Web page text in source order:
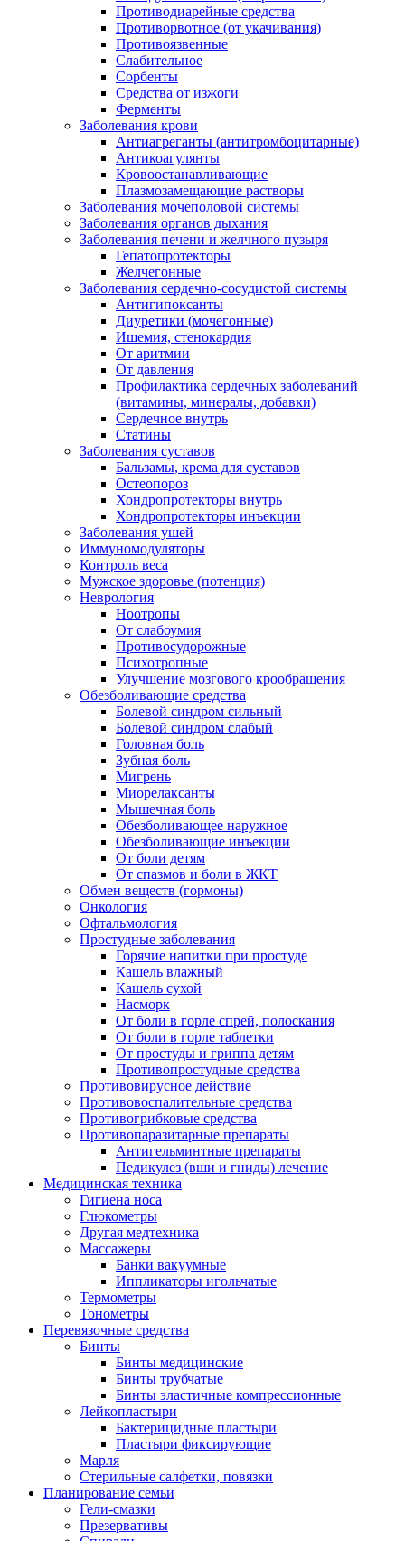
Противодиарейные средства
Противорвотное (от укачивания)
Противоязвенные
Слабительное
Сорбенты
Средства от изжоги
Ферменты
Заболевания крови
Антиагреганты (антитромбоцитарные)
Антикоагулянты
Кровоостанавливающие
Плазмозамещающие растворы
Заболевания мочеполовой системы
Заболевания органов дыхания
Заболевания печени и желчного пузыря
Гепатопротекторы
Желчегонные
Заболевания сердечно-сосудистой системы
Антигипоксанты
Диуретики (мочегонные)
Ишемия, стенокардия
От аритмии
От давления
Профилактика сердечных заболеваний
(витамины, минералы, добавки)
Сердечное внутрь
Статины
Заболевания суставов
Бальзамы, крема для суставов
Остеопороз
Хондропротекторы внутрь
Хондропротекторы инъекции
Заболевания ушей
Иммуномодуляторы
Контроль веса
Мужское здоровье (потенция)
Неврология
Ноотропы
От слабоумия
Противосудорожные
Психотропные
Улучшение мозгового крообращения
Обезболивающие средства
Болевой синдром сильный
Болевой синдром слабый
Головная боль
Зубная боль
Мигрень
Миорелаксанты
Мышечная боль
Обезболивающее наружное
Обезболивающие инъекции
От боли детям
От спазмов и боли в ЖКТ
Обмен веществ (гормоны)
Онкология
Офтальмология
Простудные заболевания
Горячие напитки при простуде
Кашель влажный
Кашель сухой
Насморк
От боли в горле спрей, полоскания
От боли в горле таблетки
От простуды и гриппа детям
Противопростудные средства
Противовирусное действие
Противовоспалительные средства
Противогрибковые средства
Противопаразитарные препараты
Антигельминтные препараты
Педикулез (вши и гниды) лечение
Медицинская техника
Гигиена носа
Глюкометры
Другая медтехника
Массажеры
Банки вакуумные
Иппликаторы игольчатые
Термометры
Тонометры
Перевязочные средства
Бинты
Бинты медицинские
Бинты трубчатые
Бинты эластичные компрессионные
Лейкопластыри
Бактерицидные пластыри
Пластыри фиксирующие
Марля
Стерильные салфетки, повязки
Планирование семьи
Гели-смазки
Презервативы